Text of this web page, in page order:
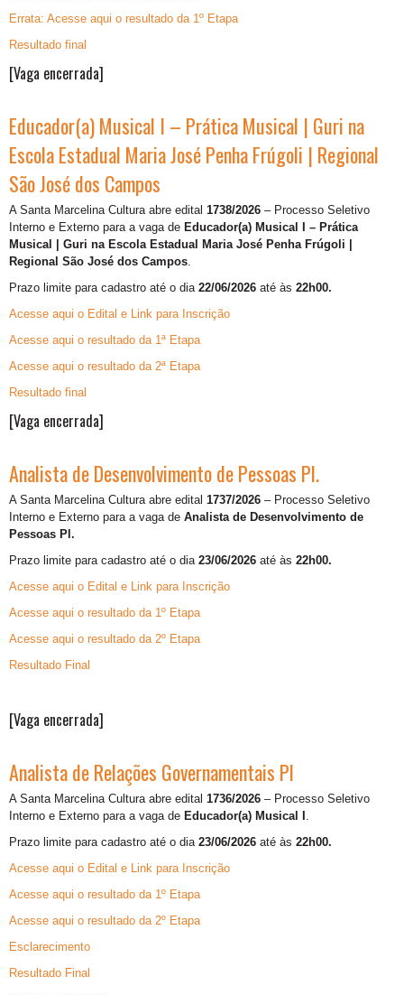
Errata: Acesse aqui o resultado da 1º Etapa
Resultado final
[Vaga encerrada]
Educador(a) Musical I – Prática Musical | Guri na
Escola Estadual Maria José Penha Frúgoli | Regional
São José dos Campos
A Santa Marcelina Cultura abre edital 1738/2026 – Processo Seletivo
Interno e Externo para a vaga de Educador(a) Musical I – Prática
Musical | Guri na Escola Estadual Maria José Penha Frúgoli |
Regional São José dos Campos.
Prazo limite para cadastro até o dia22/06/2026 até às 22h00.
Acesse aqui o Edital e Link para Inscrição
Acesse aqui o resultado da 1ª Etapa
Acesse aqui o resultado da 2ª Etapa
Resultado final
[Vaga encerrada]
Analista de Desenvolvimento de Pessoas Pl.
A Santa Marcelina Cultura abre edital 1737/2026 – Processo Seletivo
Interno e Externo para a vaga de Analista de Desenvolvimento de
Pessoas Pl.
Prazo limite para cadastro até o dia23/06/2026 até às 22h00.
Acesse aqui o Edital e Link para Inscrição
Acesse aqui o resultado da 1º Etapa
Acesse aqui o resultado da 2º Etapa
Resultado Final
[Vaga encerrada]
Analista de Relações Governamentais Pl
A Santa Marcelina Cultura abre edital 1736/2026 – Processo Seletivo
Interno e Externo para a vaga de Educador(a) Musical I .
Prazo limite para cadastro até o dia23/06/2026 até às 22h00.
Acesse aqui o Edital e Link para Inscrição
Acesse aqui o resultado da 1º Etapa
Acesse aqui o resultado da 2º Etapa
Esclarecimento
Resultado Final